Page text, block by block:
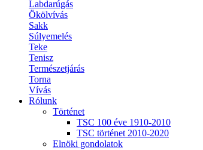
Labdarúgás
Ökölvívás
Sakk
Súlyemelés
Teke
Tenisz
Természetjárás
Torna
Vívás
Rólunk
Történet
TSC 100 éve 1910-2010
TSC történet 2010-2020
Elnöki gondolatok